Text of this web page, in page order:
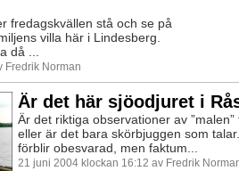
fredagskvällen stå och se på
villa här i Lindesberg.
då ...
Fredrik Norman
Är det här sjöodjuret i
Är det riktiga observationer av
eller är det bara skörbjuggen som
förblir obesvarad, men faktum...
21 juni 2004 klockan 16:12 av Fredrik